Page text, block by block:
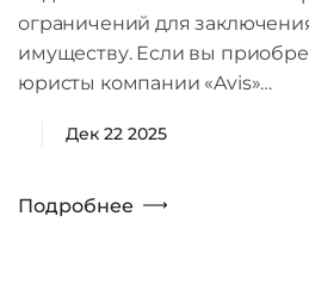
ограничений для
имуществу. Если вы
юристы компании «Avis»…
Дек 22 2025
Подробнее